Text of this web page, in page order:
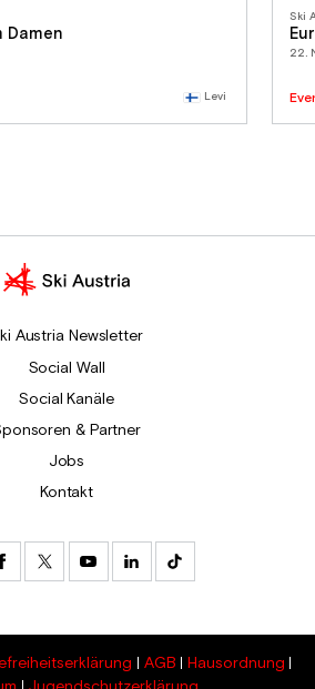
Damen
Levi
Ski
22.
Austria Newsletter
Social Wall
Social Kanäle
& Partner
Jobs
Kontakt
AGB
Hausordnung